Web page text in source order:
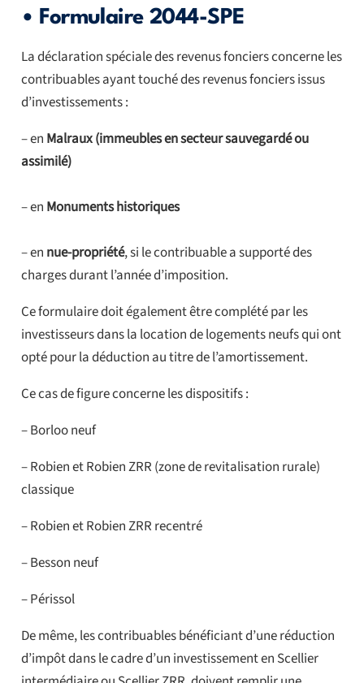
• Formulaire 2044-SPE
La déclaration spéciale des revenus fonciers concerne les
contribuables ayant touché des revenus fonciers issus
d’investissements :
– en Malraux (immeubles en secteur sauvegardé ou
assimilé)
– en Monuments historiques
– en nue-propriété, si le contribuable a supporté des
charges durant l’année d’imposition.
Ce formulaire doit également être complété par les
investisseurs dans la location de logements neufs qui ont
opté pour la déduction au titre de l’amortissement.
Ce cas de figure concerne les dispositifs :
– Borloo neuf
– Robien et Robien ZRR (zone de revitalisation rurale)
classique
– Robien et Robien ZRR recentré
– Besson neuf
– Périssol
De même, les contribuables bénéficiant d’une réduction
d’impôt dans le cadre d’un investissement en Scellier